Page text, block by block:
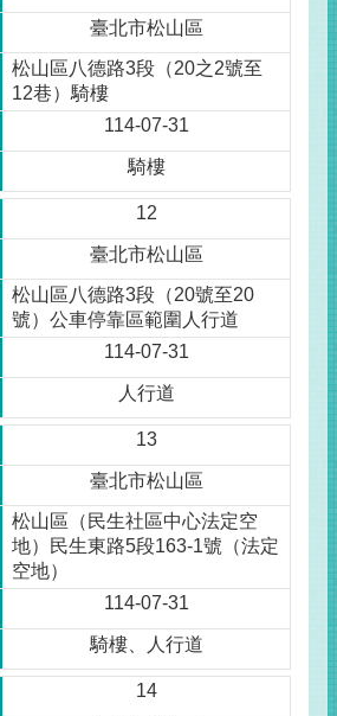
臺北市松山區
松山區八德路3段（20之2號至
12巷）騎樓
114-07-31
騎樓
12
臺北市松山區
松山區八德路3段（20號至20
號）公車停靠區範圍人行道
114-07-31
人行道
13
臺北市松山區
松山區（民生社區中心法定空
地）民生東路5段163-1號（法定
空地）
114-07-31
騎樓、人行道
14